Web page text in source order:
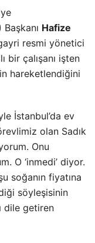
Hafize
gayri resmi yönetici
bir çalışanı işten
hareketlendiğini
İstanbul’da ev
olan Sadık
Onu
O ‘inmedi’ diyor.
soğanın fiyatına
söyleşisinin
dile getiren